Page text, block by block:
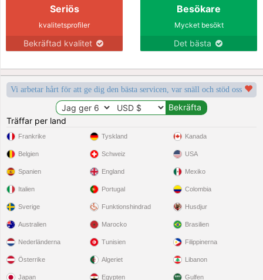
Seriös
kvalitetsprofiler
Bekräftad kvalitet
Besökare
Mycket besökt
Det bästa
Vi arbetar hårt för att ge dig den bästa servicen, var snäll och stöd oss
Träffar per land
Frankrike
Belgien
Spanien
Italien
Sverige
Tyskland
Schweiz
England
Portugal
Funktionshindrad
Kanada
USA
Mexiko
Colombia
Husdjur
Australien
Nederländerna
Österrike
Japan
Marocko
Tunisien
Algeriet
Egypten
Brasilien
Filippinerna
Libanon
Gulfen